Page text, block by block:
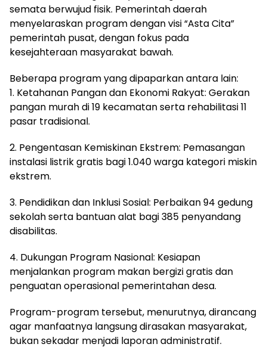
semata berwujud fisik. Pemerintah daerah
menyelaraskan program dengan visi “Asta Cita”
pemerintah pusat, dengan fokus pada
kesejahteraan masyarakat bawah.
Beberapa program yang dipaparkan antara lain:
1. Ketahanan Pangan dan Ekonomi Rakyat: Gerakan
pangan murah di 19 kecamatan serta rehabilitasi 11
pasar tradisional.
2. Pengentasan Kemiskinan Ekstrem: Pemasangan
instalasi listrik gratis bagi 1.040 warga kategori miskin
ekstrem.
3. Pendidikan dan Inklusi Sosial: Perbaikan 94 gedung
sekolah serta bantuan alat bagi 385 penyandang
disabilitas.
4. Dukungan Program Nasional: Kesiapan
menjalankan program makan bergizi gratis dan
penguatan operasional pemerintahan desa.
Program-program tersebut, menurutnya, dirancang
agar manfaatnya langsung dirasakan masyarakat,
bukan sekadar menjadi laporan administratif.